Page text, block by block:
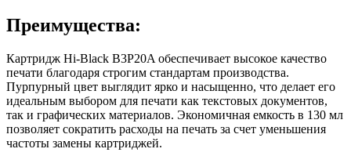
Преимущества:
Картридж Hi-Black B3P20A обеспечивает высокое качество
печати благодаря строгим стандартам производства.
Пурпурный цвет выглядит ярко и насыщенно, что делает его
идеальным выбором для печати как текстовых документов,
так и графических материалов. Экономичная емкость в 130 мл
позволяет сократить расходы на печать за счет уменьшения
частоты замены картриджей.